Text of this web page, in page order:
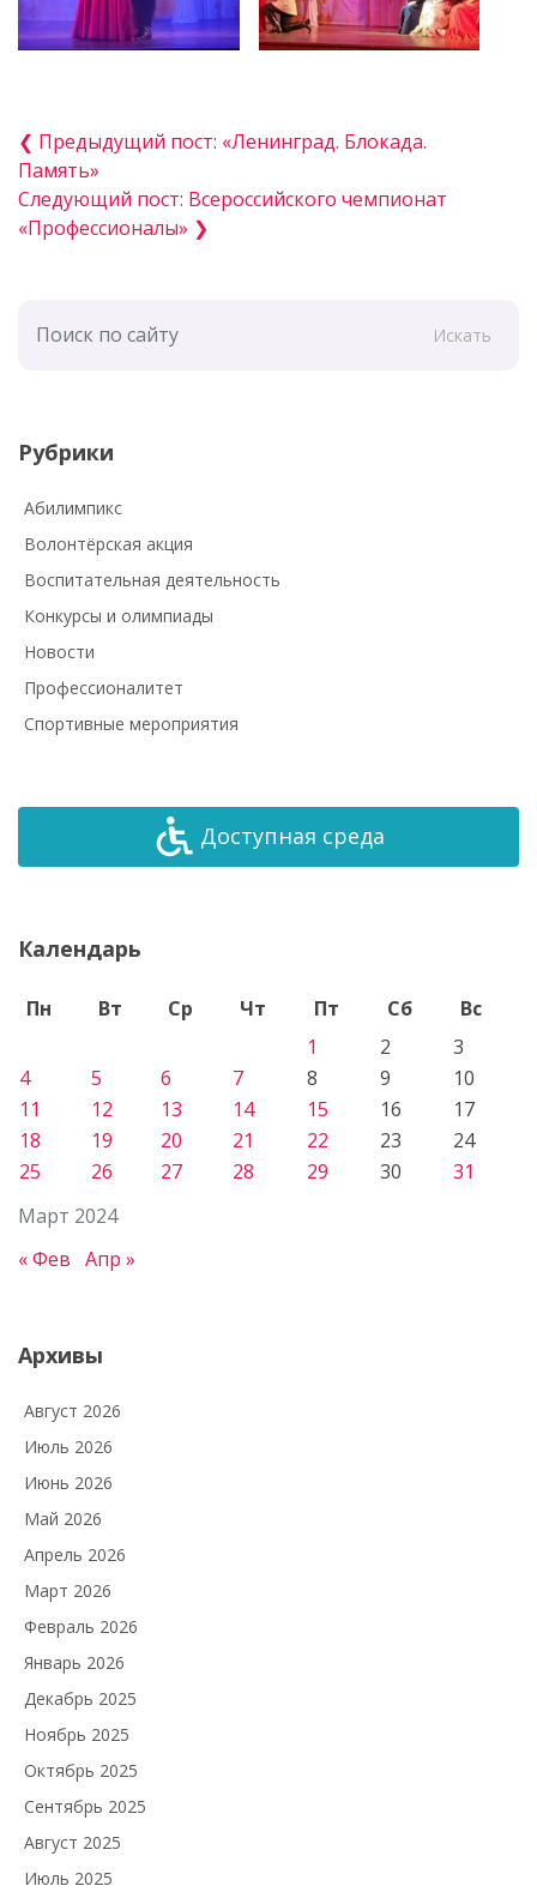
❮ Предыдущий пост: «Ленинград. Блокада.
Память»
Следующий пост: Всероссийского чемпионат
«Профессионалы» ❯
Искать
Рубрики
Абилимпикс
Волонтёрская акция
Воспитательная деятельность
Конкурсы и олимпиады
Новости
Профессионалитет
Спортивные мероприятия
Доступная среда
Календарь
Март 2024
Пн Вт Ср Чт Пт Сб
Вс
1
2
3
4
5 6 7 8 9
10
11
12 13 14 15 16
17
18
19 20 21 22 23
24
25
26 27 28 29 30 31
« Фев Апр »
Архивы
Август 2026
Июль 2026
Июнь 2026
Май 2026
Апрель 2026
Март 2026
Февраль 2026
Январь 2026
Декабрь 2025
Ноябрь 2025
Октябрь 2025
Сентябрь 2025
Август 2025
Июль 2025